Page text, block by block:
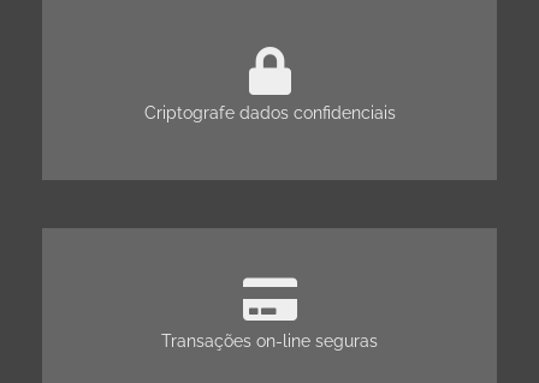
Criptografe dados confidenciais
Transações on-line seguras